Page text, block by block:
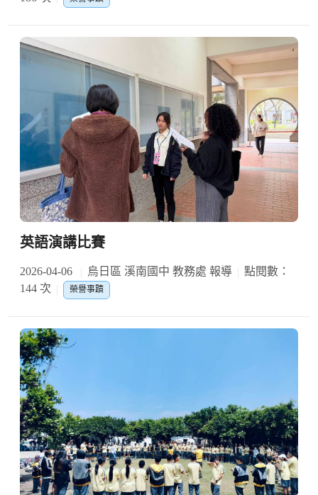
英語演講比賽
2026-04-06 烏日區 溪南國中 教務處 報導
點閱數：
144 次
榮譽事蹟